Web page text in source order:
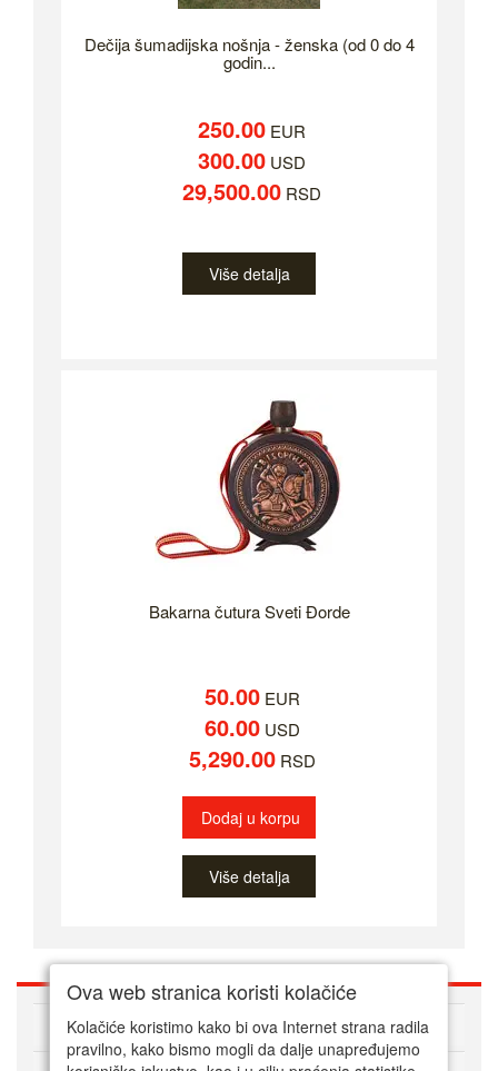
Dečija šumadijska nošnja - ženska (od 0 do 4
godin...
250.00 EUR
300.00 USD
29,500.00 RSD
Više detalja
Bakarna čutura Sveti Đorde
50.00EUR
60.00USD
5,290.00RSD
Dodaj u korpu
Više detalja
O nama
Ova web stranica koristi kolačiće
Kolačiće koristimo kako bi ova Internet strana radila
pravilno, kako bismo mogli da dalje unapređujemo